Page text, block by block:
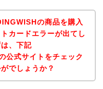
の商品を購入
カードエラーが出てし
、下記
公式サイトをチェック
でしょうか？